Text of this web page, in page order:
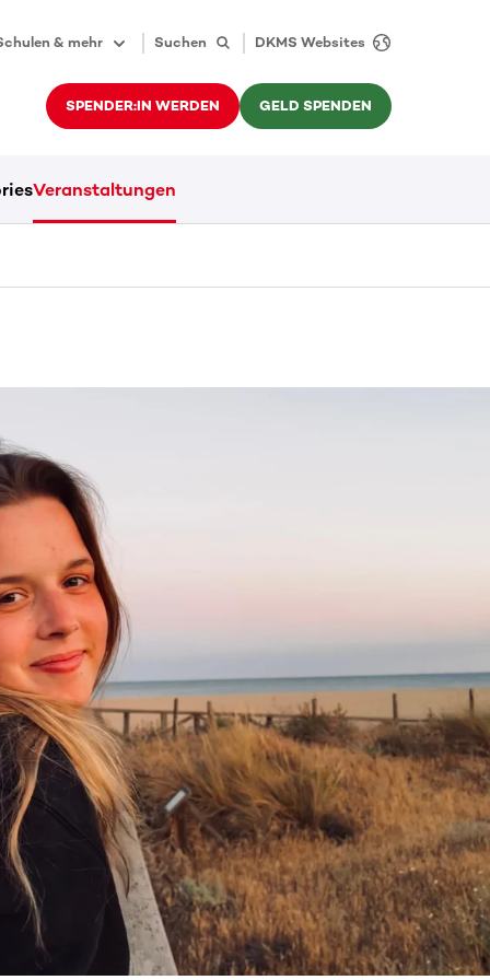
& mehr Suchen DKMS Websites
SPENDER:IN WERDEN GELD SPENDEN
Veranstaltungen